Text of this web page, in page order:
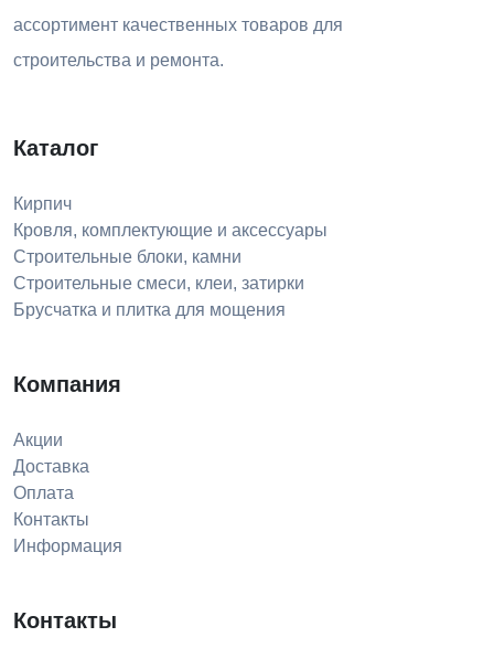
ассортимент качественных товаров для
строительства и ремонта.
Каталог
Кирпич
Кровля, комплектующие и аксессуары
Строительные блоки, камни
Строительные смеси, клеи, затирки
Брусчатка и плитка для мощения
Компания
Акции
Доставка
Оплата
Контакты
Информация
Контакты